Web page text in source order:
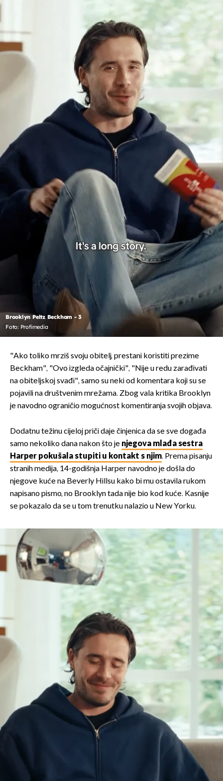
Brooklyn Peltz Beckham - 3
Foto: Profimedia
"Ako toliko mrziš svoju obitelj, prestani koristiti prezime
Beckham", "Ovo izgleda očajnički", "Nije u redu zarađivati
na obiteljskoj svađi", samo su neki od komentara koji su se
pojavili na društvenim mrežama. Zbog vala kritika Brooklyn
je navodno ograničio mogućnost komentiranja svojih objava.
Dodatnu težinu cijeloj priči daje činjenica da se sve događa
samo nekoliko dana nakon što je njegova mlađa sestra
Harper pokušala stupiti u kontakt s njim. Prema pisanju
stranih medija, 14-godišnja Harper navodno je došla do
njegove kuće na Beverly Hillsu kako bi mu ostavila rukom
napisano pismo, no Brooklyn tada nije bio kod kuće. Kasnije
se pokazalo da se u tom trenutku nalazio u New Yorku.